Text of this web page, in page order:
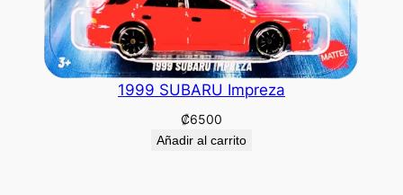
1999 SUBARU Impreza
₡6500
Añadir al carrito